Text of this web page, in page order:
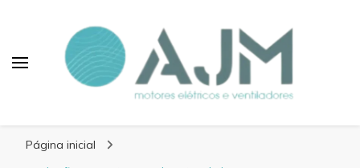
Elétricos e Ventiladores
Página inicial